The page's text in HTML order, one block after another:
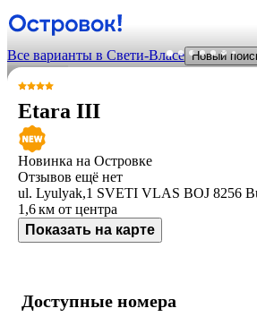
Все варианты в Свети-Власе Новый
Etara III
Новинка на Островке
Отзывов ещё нет
ul. Lyulyak,1 SVETI VLAS BOJ 8256
1,6 км от центра
Показать на карте
Доступные номера